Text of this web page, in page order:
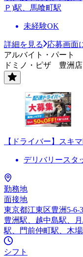
Ｐ)駅、馬喰町駅
未経験OK
詳細を見る
応募画面
アルバイト・パート
ドミノ・ピザ 豊洲店
【ドライバー】スキ
デリバリースタ
勤務地
面接地
東京都江東区豊洲5-6-
豊洲駅、越中島駅、
駅、門前仲町駅、木
シフト